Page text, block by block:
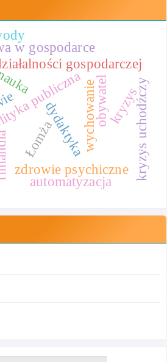
publiczna
gospodarczej
w gospodarce
wychowanie
dydaktyka
zdrowie psychiczne
Łomża
automatyzacja
obywatelkryzyskryzys uchodźczy